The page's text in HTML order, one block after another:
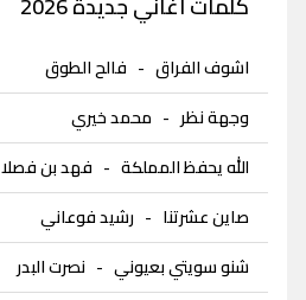
اشوف الفراق - فالح الطوق
وجهة نظر - محمد خيري
الله يحفظ المملكة - فهد بن فصلا
صاين عشرتنا - رشيد فوعاني
شنو سويتي بعيوني - نصرت البدر